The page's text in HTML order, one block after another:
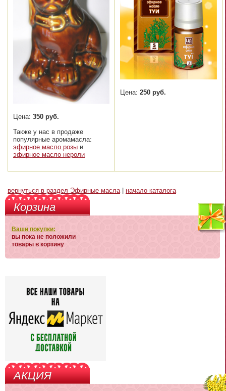
Цена: 350 руб.
Также у нас в продаже
популярные аромамасла:
эфирное масло розы и
эфирное масло нероли
Цена: 250 руб.
вернуться в раздел Эфирные масла | начало каталога
Корзина
Ваши покупки:
вы пока не положили
товары в корзину
АКЦИЯ